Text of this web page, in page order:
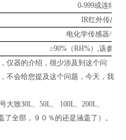
0-999或连续/2
IR红外传感器
电化学传感器/紫
≥90%（RH%）,该参数
仪器的介绍，很少涉及到这个问
不会给您提及这个问题，今天，我
致30L、50L、 100L、200L、
全部，９０％的还是涵盖了）。